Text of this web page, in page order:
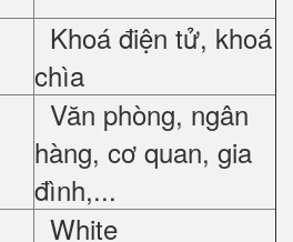
Khoá điện tử, khoá
chìa
Văn phòng, ngân
hàng, cơ quan, gia
đình,...
White